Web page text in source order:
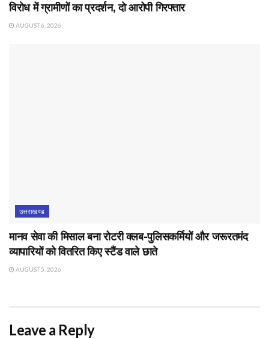
विरोध में ग्रामीणों का प्रदर्शन, दो आरोपी गिरफ्तार
AUGUST 6, 2026
उत्तराखण्ड
मानव सेवा की मिसाल बना रोटरी क्लब-पुलिसकर्मियों और जरूरतमंद
व्यापारियों को वितरित किए स्टैंड वाले छाते
AUGUST 5, 2026
Leave a Reply